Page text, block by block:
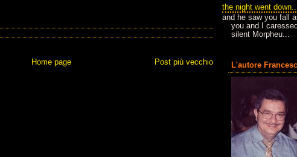
Post più vecchio
Home page
the night went down..
and he saw you fall
you and I
silent Morpheu...
L'autore